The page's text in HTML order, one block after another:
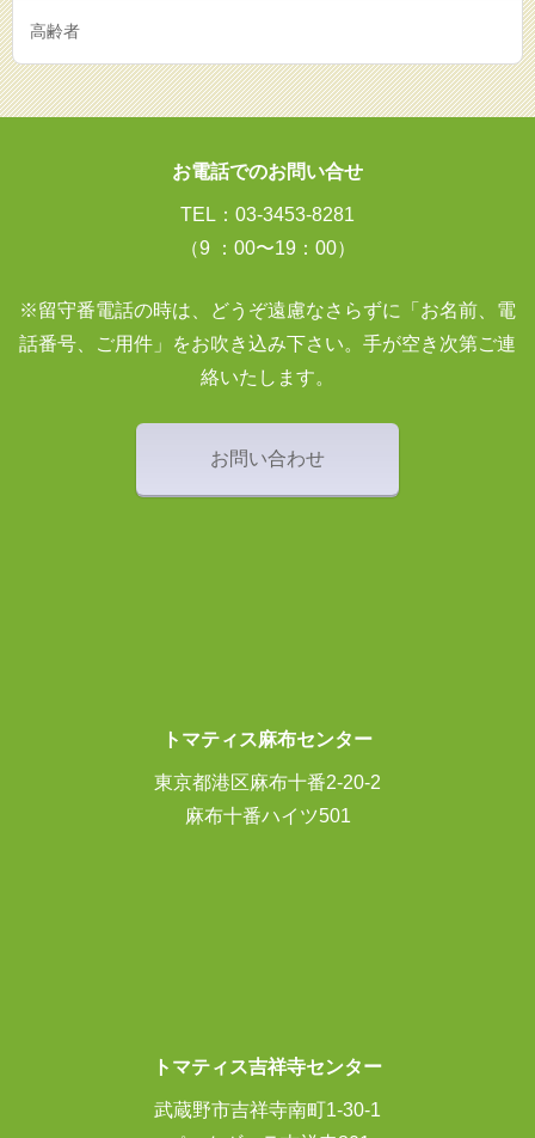
高齢者
お電話でのお問い合せ
TEL：03-3453-8281
（9 ：00〜19：00）
※留守番電話の時は、どうぞ遠慮なさらずに「お名前、電
話番号、ご用件」をお吹き込み下さい。手が空き次第ご連
絡いたします。
お問い合わせ
トマティス麻布センター
東京都港区麻布十番2-20-2
麻布十番ハイツ501
トマティス吉祥寺センター
武蔵野市吉祥寺南町1-30-1